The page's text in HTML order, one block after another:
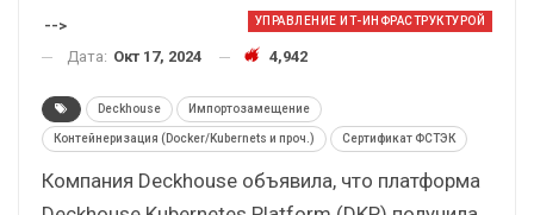
УПРАВЛЕНИЕ ИТ-ИНФРАСТРУКТУРОЙ
-->
Дата: Окт 17, 2024 4,942
Deckhouse Импортозамещение
Контейнеризация (Docker/Kubernets и проч.) Сертификат ФСТЭК
Компания Deckhouse объявила, что платформа